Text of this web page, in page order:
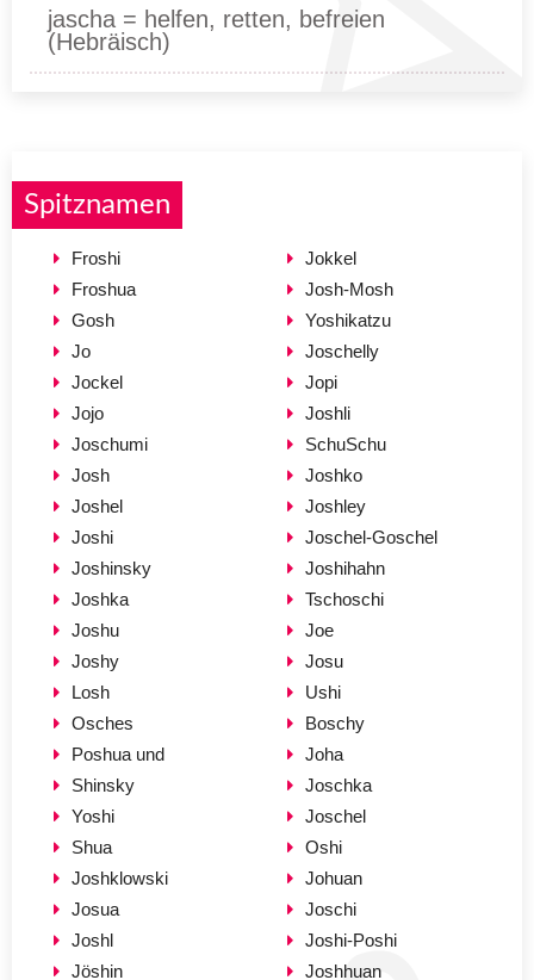
jascha = helfen, retten, befreien
(Hebräisch)
Spitznamen
Froshi
Froshua
Gosh
Jo
Jockel
Jojo
Joschumi
Josh
Joshel
Joshi
Joshinsky
Joshka
Joshu
Joshy
Losh
Osches
Poshua und
Shinsky
Yoshi
Shua
Joshklowski
Josua
Joshl
Jöshin
Jokkel
Josh-Mosh
Yoshikatzu
Joschelly
Jopi
Joshli
SchuSchu
Joshko
Joshley
Joschel-Goschel
Joshihahn
Tschoschi
Joe
Josu
Ushi
Boschy
Joha
Joschka
Joschel
Oshi
Johuan
Joschi
Joshi-Poshi
Joshhuan